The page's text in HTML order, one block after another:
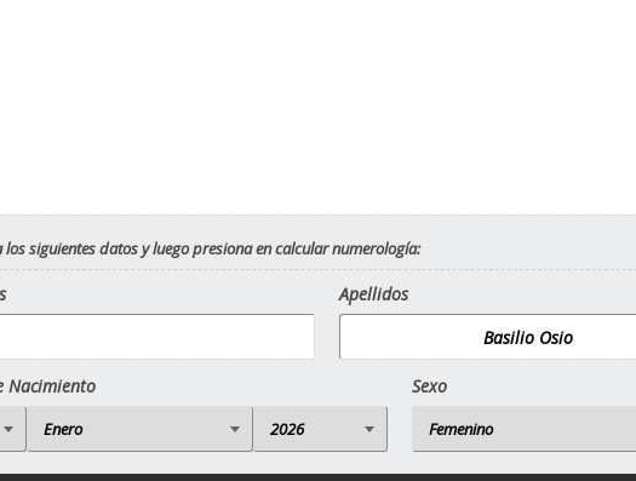
los siguientes datos y luego presiona en calcular numerología:
Apellidos
Nacimiento Sexo